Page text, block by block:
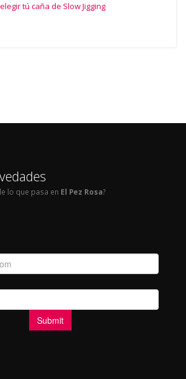
tú caña de Slow Jigging
lo que pasa en El Pez Rosa?